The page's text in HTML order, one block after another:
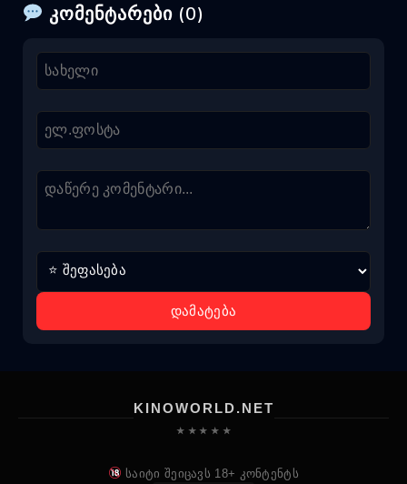
კომენტარები (0)
დამატება
KINOWORLD.NET
★ ★ ★ ★ ★
საიტი შეიცავს 18+ კონტენტს